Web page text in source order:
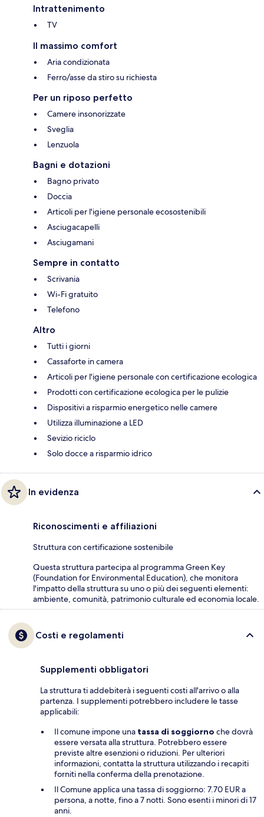
Intrattenimento
TV
Il massimo comfort
Aria condizionata
Ferro/asse da stiro su richiesta
Per un riposo perfetto
Camere insonorizzate
Sveglia
Lenzuola
Bagni e dotazioni
Bagno privato
Doccia
Articoli per l'igiene personale ecosostenibili
Asciugacapelli
Asciugamani
Sempre in contatto
Scrivania
Wi-Fi gratuito
Telefono
Altro
Tutti i giorni
Cassaforte in camera
Articoli per l'igiene personale con certificazione ecologica
Prodotti con certificazione ecologica per le pulizie
Dispositivi a risparmio energetico nelle camere
Utilizza illuminazione a LED
Sevizio riciclo
Solo docce a risparmio idrico
In evidenza
Riconoscimenti e affiliazioni
Struttura con certificazione sostenibile
Questa struttura partecipa al programma Green Key
(Foundation for Environmental Education), che monitora
l'impatto della struttura su uno o più dei seguenti elementi:
ambiente, comunità, patrimonio culturale ed economia locale.
Costi e regolamenti
Supplementi obbligatori
La struttura ti addebiterà i seguenti costi all'arrivo o alla
partenza. I supplementi potrebbero includere le tasse
applicabili:
Il comune impone una tassa di soggiorno che dovrà
essere versata alla struttura. Potrebbero essere
previste altre esenzioni o riduzioni. Per ulteriori
informazioni, contatta la struttura utilizzando i recapiti
forniti nella conferma della prenotazione.
Il Comune applica una tassa di soggiorno: 7.70 EUR a
persona, a notte, fino a 7 notti. Sono esenti i minori di 17
anni.